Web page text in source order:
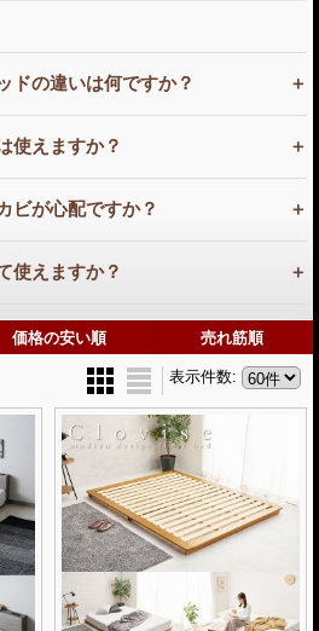
ドの違いは何ですか？
使えますか？
ビが心配ですか？
使えますか？
価格の安い順 売れ筋順
表示件数: